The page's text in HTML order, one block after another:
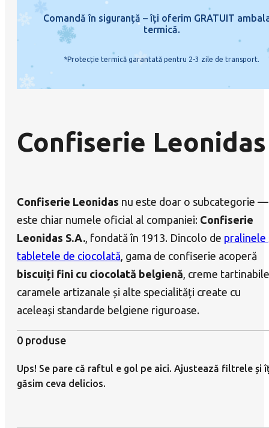
Comandă în siguranță – îți oferim GRATUIT
termică.
*Protecție termică garantată pentru 2-3 zile de transport.
Confiserie Leonidas
Confiserie Leonidas nu este doar o subcategorie —
este chiar numele oficial al companiei: Confiserie
Leonidas S.A., fondată în 1913. Dincolo de pralinele
tabletele de ciocolată, gama de confiserie acoperă
biscuiți fini cu ciocolată belgienă, creme
caramele artizanale și alte specialități create cu
aceleași standarde belgiene riguroase.
0 produse